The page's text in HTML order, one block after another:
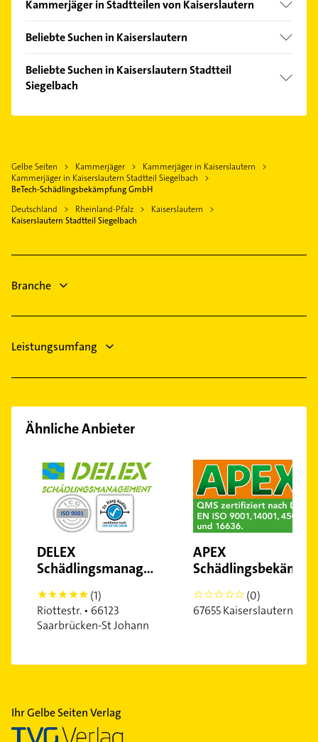
Kammerjäger in Stadtteilen von Kaiserslautern
Innenstadt
Beliebte Suchen in Kaiserslautern
Putzfrau
Gebäudereinigung
Immobilien
Immobilienmakler
Zahnarzt
Beliebte Suchen in Kaiserslautern Stadtteil
Siegelbach
Maler
Steuerberater
Arzt
Physikalische Therapie
Heizung & Sanitär
Gelbe Seiten Kammerjäger
Kammerjäger in Kaiserslautern
Kammerjäger in Kaiserslautern Stadtteil Siegelbach
BeTech-Schädlingsbekämpfung GmbH
Deutschland
Rheinland-Pfalz
Kaiserslautern
Kaiserslautern Stadtteil Siegelbach
Branche
Leistungsumfang
Ähnliche Anbieter
DELEX
Schädlingsmanagement
5
(1)
Riottestr. • 66123
Saarbrücken-St Johann
APEX
0
(0)
67655 Kaiserslautern
Ihr Gelbe Seiten Verlag